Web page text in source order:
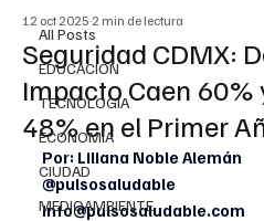
All Posts
EDUCACIÓN
TECNOLOGÍA
ECONOMÍA
CIUDAD
MEDIOAMBIENTE
Seguridad CDMX:
Impacto Caen 60%
48% en el Primer
12 oct 2025 2 min de lectura
Por: Liliana Noble Alemán
@pulsosaludable
info@pulsosaludable.com